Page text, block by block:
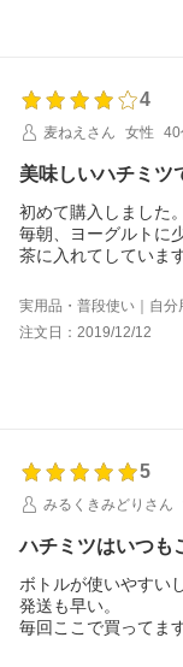
4
麦ねえさん
女性 40
美味しいハチミツ
初めて購入しました
毎朝、ヨーグルトに
茶に入れてしていま
す。国産ですし、
にして適量出しやす
液だれしやすいのは
ら、次回も購入した
実用品・普段使い｜自分
注文日：2019/12/12
5
みるくきみどりさん
ハチミツはいつも
ボトルが使いやすい
発送も早い。
毎回ここで買ってます
と、いいつつ、実